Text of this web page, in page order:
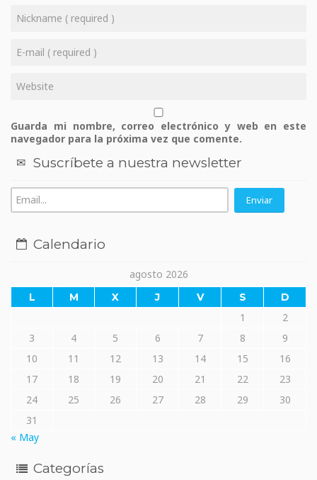
Guarda mi nombre, correo electrónico y web en este
navegador para la próxima vez que comente.
Suscríbete a nuestra newsletter
Calendario
agosto 2026
L M X J V S D
1
2
3
4 5 6 7 8
9
10
11 12 13 14 15
16
17
18 19 20 21 22
23
24
25 26 27 28 29
30
31
« May
Categorías